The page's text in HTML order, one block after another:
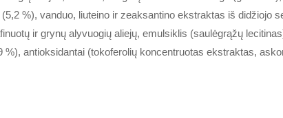
%), vanduo, liuteino ir zeaksantino ekstraktas iš didžiojo
ir grynų alyvuogių aliejų, emulsiklis (saulėgrąžų
antioksidantai (tokoferolių koncentruotas ekstraktas,